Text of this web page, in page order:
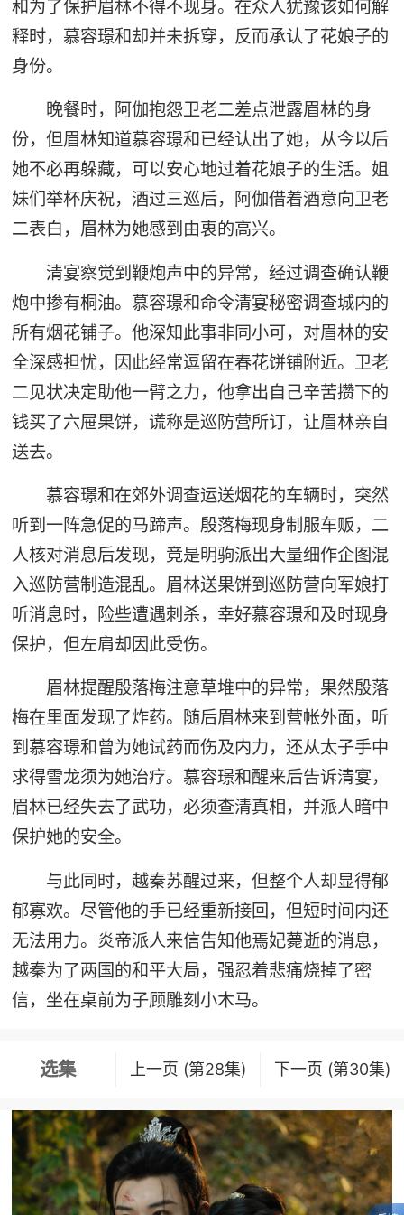
和为了保护眉林不得不现身。在众人犹豫该如何解
释时，慕容璟和却并未拆穿，反而承认了花娘子的
身份。
晚餐时，阿伽抱怨卫老二差点泄露眉林的身
份，但眉林知道慕容璟和已经认出了她，从今以后
她不必再躲藏，可以安心地过着花娘子的生活。姐
妹们举杯庆祝，酒过三巡后，阿伽借着酒意向卫老
二表白，眉林为她感到由衷的高兴。
清宴察觉到鞭炮声中的异常，经过调查确认鞭
炮中掺有桐油。慕容璟和命令清宴秘密调查城内的
所有烟花铺子。他深知此事非同小可，对眉林的安
全深感担忧，因此经常逗留在春花饼铺附近。卫老
二见状决定助他一臂之力，他拿出自己辛苦攒下的
钱买了六屉果饼，谎称是巡防营所订，让眉林亲自
送去。
慕容璟和在郊外调查运送烟花的车辆时，突然
听到一阵急促的马蹄声。殷落梅现身制服车贩，二
人核对消息后发现，竟是明驹派出大量细作企图混
入巡防营制造混乱。眉林送果饼到巡防营向军娘打
听消息时，险些遭遇刺杀，幸好慕容璟和及时现身
保护，但左肩却因此受伤。
眉林提醒殷落梅注意草堆中的异常，果然殷落
梅在里面发现了炸药。随后眉林来到营帐外面，听
到慕容璟和曾为她试药而伤及内力，还从太子手中
求得雪龙须为她治疗。慕容璟和醒来后告诉清宴，
眉林已经失去了武功，必须查清真相，并派人暗中
保护她的安全。
与此同时，越秦苏醒过来，但整个人却显得郁
郁寡欢。尽管他的手已经重新接回，但短时间内还
无法用力。炎帝派人来信告知他焉妃薨逝的消息，
越秦为了两国的和平大局，强忍着悲痛烧掉了密
信，坐在桌前为子顾雕刻小木马。
选集 上一页 (第28集) 下一页 (第30集)